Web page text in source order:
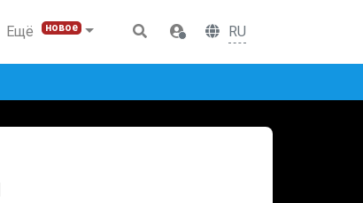
Ещё новое RU